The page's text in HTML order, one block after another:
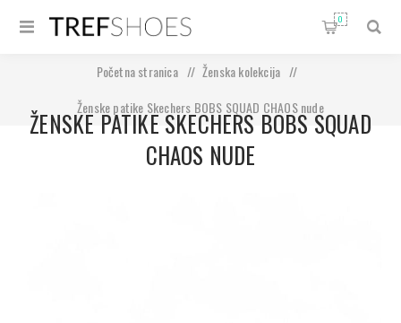
0
Početna stranica / Ženska kolekcija
/
Ženske patike Skechers BOBS SQUAD CHAOS nude
ŽENSKE PATIKE SKECHERS BOBS SQUAD
CHAOS NUDE